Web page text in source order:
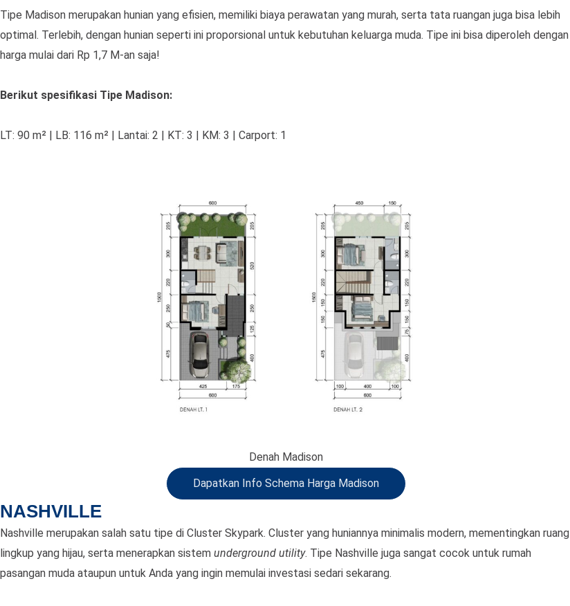
Tipe Madison merupakan hunian yang efisien, memiliki biaya perawatan yang murah, serta tata ruangan juga bisa lebih
optimal. Terlebih, dengan hunian seperti ini proporsional untuk kebutuhan keluarga muda. Tipe ini bisa diperoleh dengan
harga mulai dari Rp 1,7 M-an saja!
Berikut spesifikasi Tipe Madison:
LT: 90 m² | LB: 116 m² | Lantai: 2 | KT: 3 | KM: 3 | Carport: 1
Denah Madison
Dapatkan Info Schema Harga Madison
NASHVILLE
Nashville merupakan salah satu tipe di Cluster Skypark. Cluster yang huniannya minimalis modern, mementingkan ruang
lingkup yang hijau, serta menerapkan sistem underground utility. Tipe Nashville juga sangat cocok untuk rumah
pasangan muda ataupun untuk Anda yang ingin memulai investasi sedari sekarang.